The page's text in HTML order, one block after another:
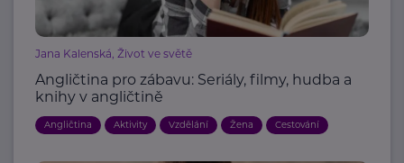
Jana Kalenská, Život ve světě
Angličtina pro zábavu: Seriály, filmy, hudba a
knihy v angličtině
Angličtina Aktivity Vzdělání Žena Cestování